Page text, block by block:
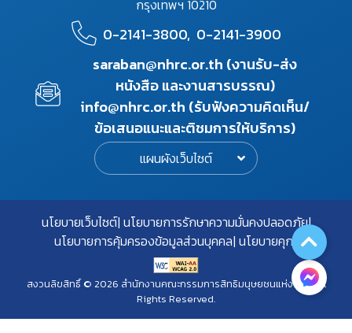
กรุงเทพฯ 10210
0-2141-3800, 0-2141-3900
saraban@nhrc.or.th (งานรับ-ส่ง
หนังสือ และงานสารบรรณ)
info@nhrc.or.th (รับฟังความคิดเห็น/
ข้อเสนอแนะและติชมการให้บริการ)
แผนผังเว็บไซต์
นโยบายเว็บไซต์ นโยบายการรักษาความมั่นคงปลอดภัย
นโยบายการคุ้มครองข้อมูลส่วนบุคคล นโยบายคุกกี้
สงวนลิขสิทธิ์ © 2026 สำนักงานคณะกรรมการสิทธิมนุษยชนแห่งชาติ. All
Rights Reserved.